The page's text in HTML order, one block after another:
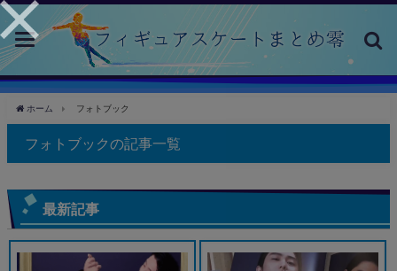
toggle
navigation
ホーム フォトブック
フォトブックの記事一覧
最新記事